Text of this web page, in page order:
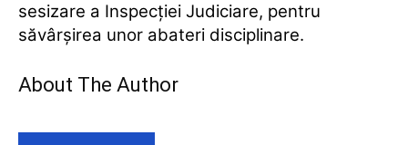
sesizare a Inspecţiei Judiciare, pentru
săvârşirea unor abateri disciplinare.
About The Author